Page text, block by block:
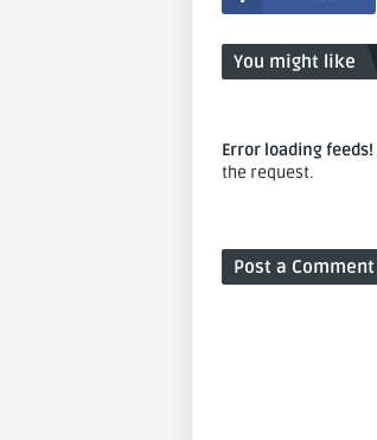
You might like
Error loading feeds!
the request.
Post a Comment